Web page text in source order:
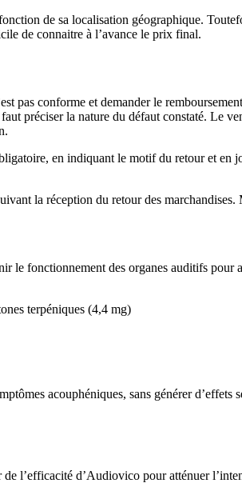
de sa localisation géographique.
de connaitre à l’avance le prix final.
pas conforme et demander le
préciser la nature du défaut constaté. Le
en indiquant le motif du retour et
la réception du retour des
le fonctionnement des organes auditifs
terpéniques (4,4 mg)
acouphéniques, sans générer
l’efficacité d’Audiovico pour atténuer